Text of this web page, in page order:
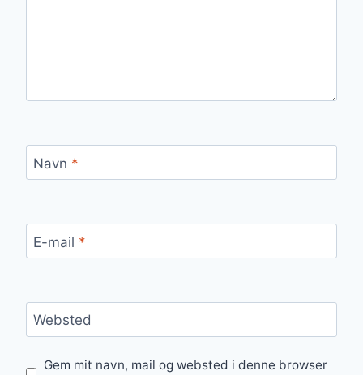
Navn *
E-mail *
Websted
Gem mit navn, mail og websted i denne browser